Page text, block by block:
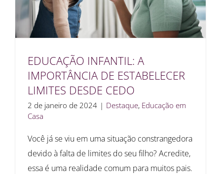
EDUCAÇÃO INFANTIL: A
IMPORTÂNCIA DE ESTABELECER
LIMITES DESDE CEDO
2 de janeiro de 2024 | Destaque, Educação em
Casa
Você já se viu em uma situação constrangedora
devido à falta de limites do seu filho? Acredite,
essa é uma realidade comum para muitos pais.